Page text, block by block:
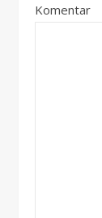
Komentar